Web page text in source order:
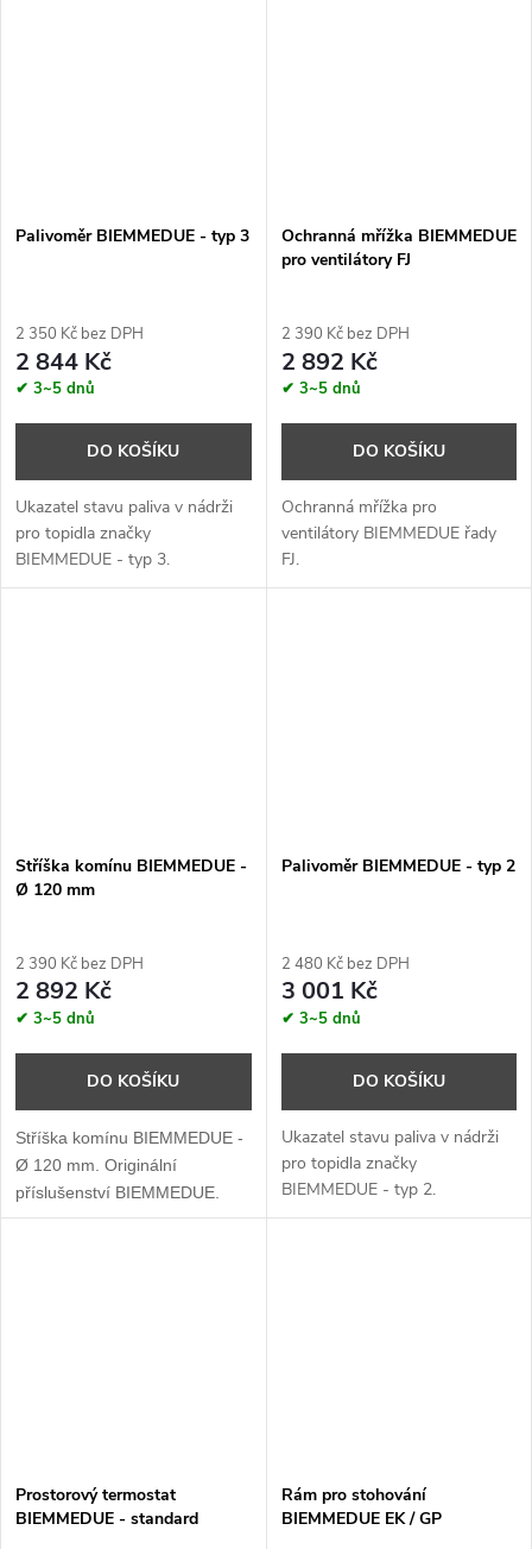
Palivoměr BIEMMEDUE - typ 3
2 350 Kč bez DPH
2 844 Kč
✔ 3~5 dnů
DO KOŠÍKU
Ukazatel stavu paliva v nádrži
pro topidla značky
BIEMMEDUE - typ 3.
Ochranná mřížka BIEMMEDUE
pro ventilátory FJ
2 390 Kč bez DPH
2 892 Kč
✔ 3~5 dnů
DO KOŠÍKU
Ochranná mřížka pro
ventilátory BIEMMEDUE řady
FJ.
Stříška komínu BIEMMEDUE -
Ø 120 mm
2 390 Kč bez DPH
2 892 Kč
✔ 3~5 dnů
DO KOŠÍKU
Stříška komínu BIEMMEDUE -
Ø 120 mm. Originální
příslušenství BIEMMEDUE.
Palivoměr BIEMMEDUE - typ 2
2 480 Kč bez DPH
3 001 Kč
✔ 3~5 dnů
DO KOŠÍKU
Ukazatel stavu paliva v nádrži
pro topidla značky
BIEMMEDUE - typ 2.
Prostorový termostat
BIEMMEDUE - standard
Rám pro stohování
BIEMMEDUE EK / GP